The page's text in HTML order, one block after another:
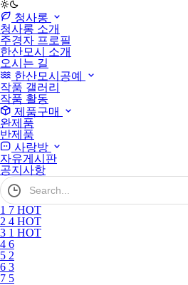
light청사롱
청사롱 소개
주경자 프로필
한산모시 소개
오시는 길
한산모시공예
작품 갤러리
작품 활동
제품구매
완제품
반제품
사랑방
자유게시판
공지사항
검
색
어
필
수
1 7 HOT
2 4 HOT
3 1 HOT
4 6
5 2
6 3
7 5